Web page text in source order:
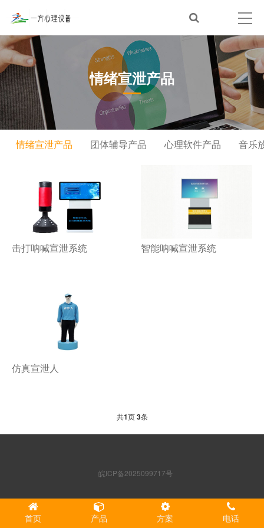
情绪宣泄产品
情绪宣泄产品 团体辅导产品 心理软件产品 音乐
击打呐喊宣泄系统 智能呐喊宣泄系统
仿真宣泄人
共1页3条
皖ICP备2025099717号
首页 产品 方案 电话